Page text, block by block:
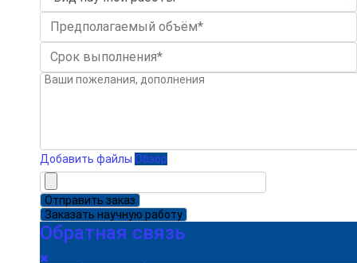
Добавить файлы Обзор
Отправить заказ
Заказать научную работу
Обратная связь